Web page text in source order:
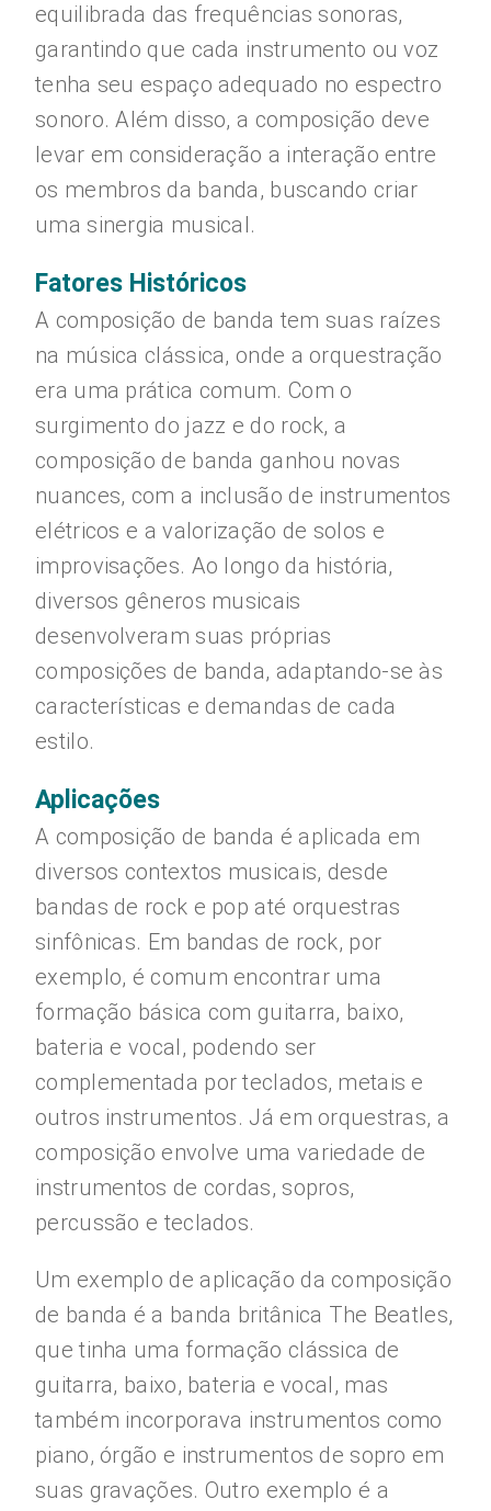
equilibrada das frequências sonoras,
garantindo que cada instrumento ou voz
tenha seu espaço adequado no espectro
sonoro. Além disso, a composição deve
levar em consideração a interação entre
os membros da banda, buscando criar
uma sinergia musical.
Fatores Históricos
A composição de banda tem suas raízes
na música clássica, onde a orquestração
era uma prática comum. Com o
surgimento do jazz e do rock, a
composição de banda ganhou novas
nuances, com a inclusão de instrumentos
elétricos e a valorização de solos e
improvisações. Ao longo da história,
diversos gêneros musicais
desenvolveram suas próprias
composições de banda, adaptando-se às
características e demandas de cada
estilo.
Aplicações
A composição de banda é aplicada em
diversos contextos musicais, desde
bandas de rock e pop até orquestras
sinfônicas. Em bandas de rock, por
exemplo, é comum encontrar uma
formação básica com guitarra, baixo,
bateria e vocal, podendo ser
complementada por teclados, metais e
outros instrumentos. Já em orquestras, a
composição envolve uma variedade de
instrumentos de cordas, sopros,
percussão e teclados.
Um exemplo de aplicação da composição
de banda é a banda britânica The Beatles,
que tinha uma formação clássica de
guitarra, baixo, bateria e vocal, mas
também incorporava instrumentos como
piano, órgão e instrumentos de sopro em
suas gravações. Outro exemplo é a